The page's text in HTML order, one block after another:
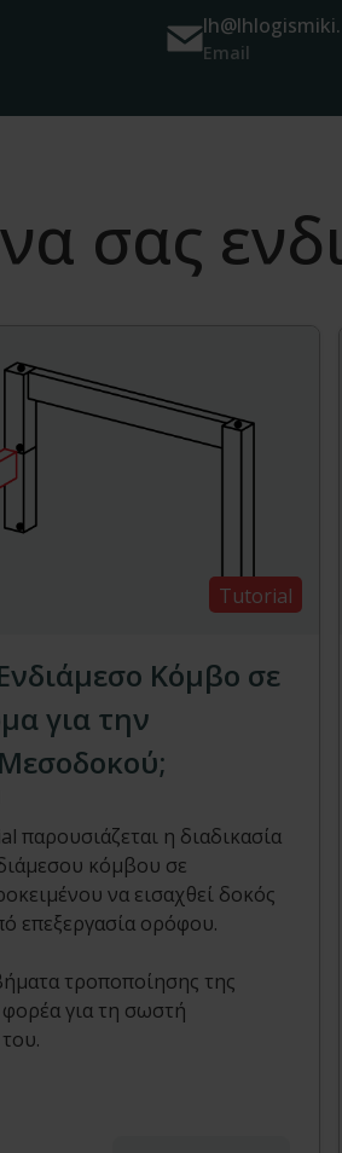
Email
σας
Tutorial
Κόμβο σε
για την
παρουσιάζεται η διαδικασία
κόμβου σε
να εισαχθεί δοκός
επεξεργασία ορόφου.
τροποποίησης της
για τη σωστή